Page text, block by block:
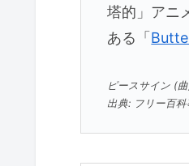
塔的」アニ
ある「
ピースサイン (
出典: フリー百